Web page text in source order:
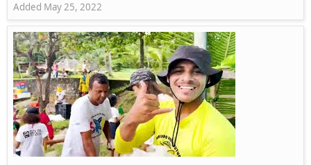
Added May 25, 2022